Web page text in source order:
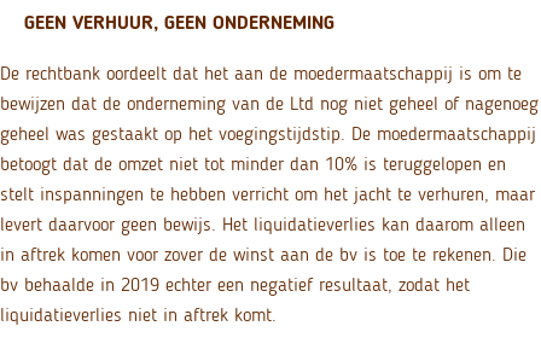
GEEN VERHUUR, GEEN ONDERNEMING
De rechtbank oordeelt dat het aan de moedermaatschappij is om te
bewijzen dat de onderneming van de Ltd nog niet geheel of nagenoeg
geheel was gestaakt op het voegingstijdstip. De moedermaatschappij
betoogt dat de omzet niet tot minder dan 10% is teruggelopen en
stelt inspanningen te hebben verricht om het jacht te verhuren, maar
levert daarvoor geen bewijs. Het liquidatieverlies kan daarom alleen
in aftrek komen voor zover de winst aan de bv is toe te rekenen. Die
bv behaalde in 2019 echter een negatief resultaat, zodat het
liquidatieverlies niet in aftrek komt.